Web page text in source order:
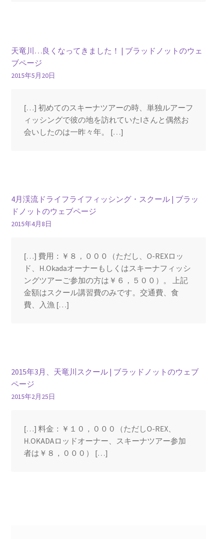
天竜川…良くなってきました！ | ブラッドノットのウェ
ブページ
2015年5月20日
[…] 初めてのスキーナツアーの時、単独ルアーフ
ィッシングで彼の地を訪れていたIさんと偶然お
会いしたのは一昨々年。 […]
4月渓流ドライフライフィッシング・スクール | ブラッ
ドノットのウェブページ
2015年4月8日
[…] 費用：￥８，０００（ただし、O-REXロッ
ド、H.Okadaオーナーもしくはスキーナフィッシ
ングツアーご参加の方は￥６，５００）。 上記
金額はスクール講習費のみです。交通費、食
費、入漁 […]
2015年3月、天竜川スクール | ブラッドノットのウェブ
ページ
2015年2月25日
[…] 料金：￥１０，０００（ただしO-REX、
H.OKADAロッドオーナー、スキーナツアー参加
者は￥８，０００） […]